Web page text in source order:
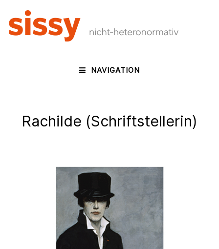
NAVIGATION
Rachilde (Schriftstellerin)